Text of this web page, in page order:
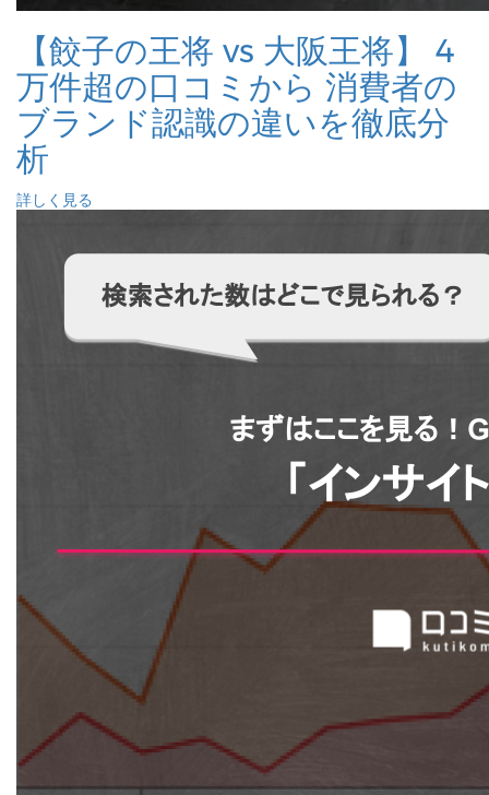
【餃子の王将 vs 大阪王将】 4
万件超の口コミから 消費者の
ブランド認識の違いを徹底分
析
詳しく見る